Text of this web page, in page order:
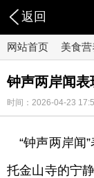
返回
网站首页 美食
钟声两岸闻表
时间：2026-04-23
“钟声两岸闻
托金山寺的宁